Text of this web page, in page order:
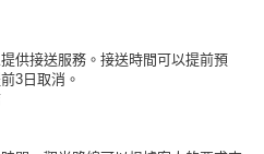
供接送服務。接送時間可以提前預
3日取消。